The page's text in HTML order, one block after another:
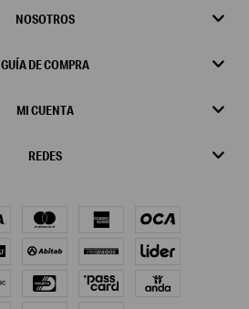
NOSOTROS
GUÍA DE COMPRA
MI CUENTA
REDES